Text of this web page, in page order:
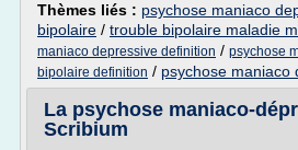
Thèmes liés : psychose maniaco
bipolaire / trouble bipolaire maladie
maniaco depressive definition / psychose
bipolaire definition / psychose maniaco
La psychose maniaco-
Scribium